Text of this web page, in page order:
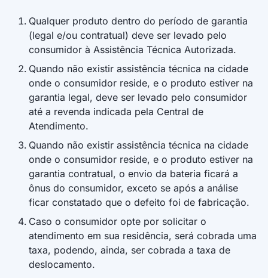
Qualquer produto dentro do período de garantia
(legal e/ou contratual) deve ser levado pelo
consumidor à Assistência Técnica Autorizada.
Quando não existir assistência técnica na cidade
onde o consumidor reside, e o produto estiver na
garantia legal, deve ser levado pelo consumidor
até a revenda indicada pela Central de
Atendimento.
Quando não existir assistência técnica na cidade
onde o consumidor reside, e o produto estiver na
garantia contratual, o envio da bateria ficará a
ônus do consumidor, exceto se após a análise
ficar constatado que o defeito foi de fabricação.
Caso o consumidor opte por solicitar o
atendimento em sua residência, será cobrada uma
taxa, podendo, ainda, ser cobrada a taxa de
deslocamento.
código ou link de indicação.
O bônus só será liberado após a confirmação da
instalação da bateria Moura pelo novo cliente.
4.2. Para o Indicado receber R$ 100,00 no app Vale
Bonus:
Deve realizar a compra de uma bateria Moura
pelo site www.mourafacil.com/indiqueamigo do
Moura Fácil, por meio de indicação válida e
efetuar a primeira compra de valor mínimo de R$
50,00.
O bônus só será liberado após a confirmação da
instalação da bateria Moura.
4.3. Cada indicação válida gera o benefício para
ambos, limitado a uma bonificação por CPF de
Indicado. O Indicador pode receber múltiplos bônus,
conforme o número de indicações válidas realizadas.